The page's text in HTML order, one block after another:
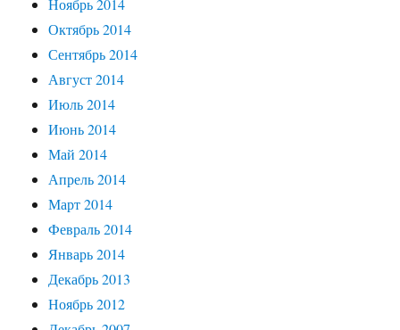
Ноябрь 2014
Октябрь 2014
Сентябрь 2014
Август 2014
Июль 2014
Июнь 2014
Май 2014
Апрель 2014
Март 2014
Февраль 2014
Январь 2014
Декабрь 2013
Ноябрь 2012